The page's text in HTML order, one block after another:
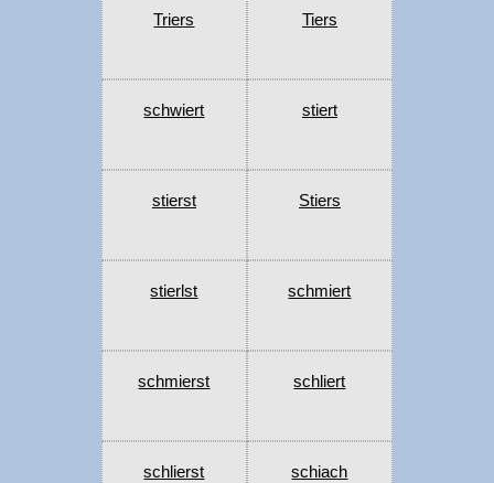
Triers Tiers
schwiert stiert
stierst Stiers
stierlst schmiert
schmierst schliert
schlierst schiach